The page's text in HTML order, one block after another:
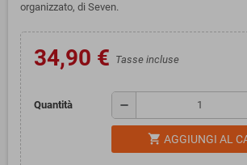
organizzato, di Seven.
34,90 € Tasse incluse
Quantità remove
shopping_cart AGGIUNGI AL